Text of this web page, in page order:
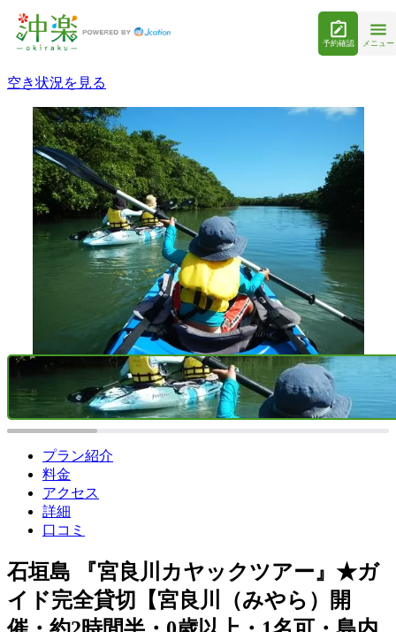
予約確認 メニュー
空き状況を見る
プラン紹介
料金
アクセス
詳細
口コミ
石垣島 『宮良川カヤックツアー』★ガ
イド完全貸切【宮良川（みやら）開